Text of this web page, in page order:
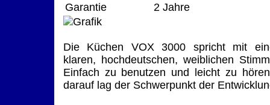
Garantie
2 Jahre
Die Küchen VOX 3000 spricht mit
klaren, hochdeutschen, weiblichen
Einfach zu benutzen und leicht zu
darauf lag der Schwerpunkt der